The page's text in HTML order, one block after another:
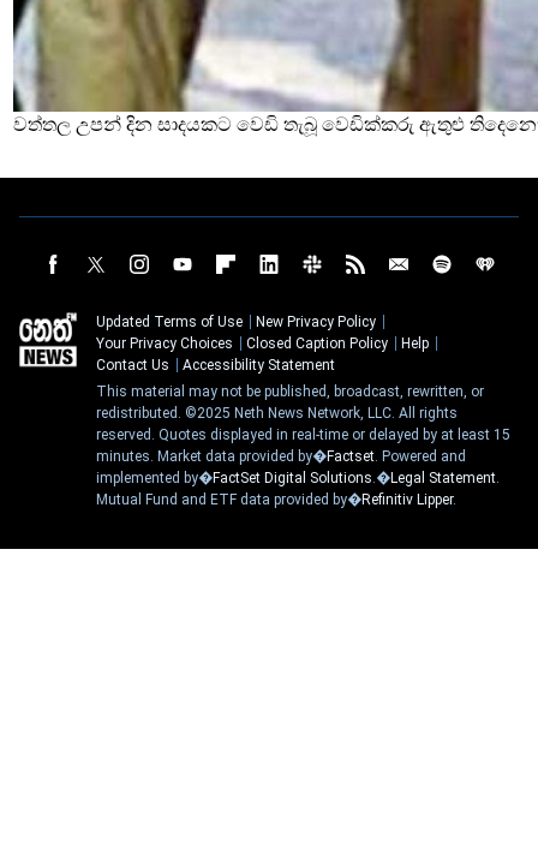
වත්තල උපන් දින සාදයකට වෙඩි තැබූ වෙඩික්කරු ඇතුළු
Updated Terms of Use
New Privacy Policy
Your Privacy Choices
Closed Caption Policy
Help
Contact Us
Accessibility Statement
This material may not be published, broadcast, rewritten, or
redistributed. ©2025 Neth News Network, LLC. All rights
reserved. Quotes displayed in real-time or delayed by at least 15
minutes. Market data provided by�Factset. Powered and
implemented by�FactSet Digital Solutions.�Legal Statement.
Mutual Fund and ETF data provided by�Refinitiv Lipper.